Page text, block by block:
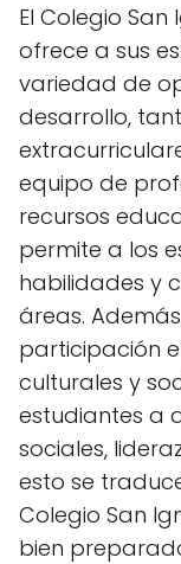
El Colegio
ofrece a sus
variedad de
desarrollo,
equipo de
recursos
permite a los
habilidades y
áreas.
participación
culturales y
estudiantes a
sociales,
esto se
Colegio San
bien